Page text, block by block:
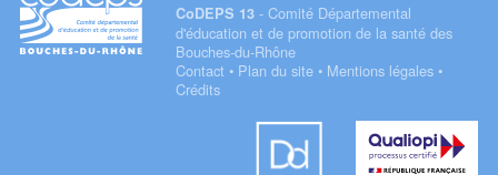
CoDEPS 13- Comité Départemental
d'éducation et de promotion de la santé des
Bouches-du-Rhône
Contact • Plan du site• Mentions légales•
Crédits
Qualiopi